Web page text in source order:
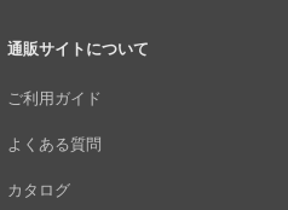
通販サイトについて
ご利用ガイド
よくある質問
カタログ